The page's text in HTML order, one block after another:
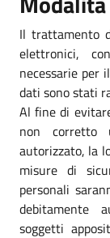
Il trattamento
elettronici,
necessarie per
dati sono stati
Al fine di
non corretto
autorizzato, la
misure di
personali
debitamente
soggetti